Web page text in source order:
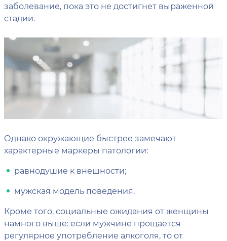
заболевание, пока это не достигнет выраженной
стадии.
Однако окружающие быстрее замечают
характерные маркеры патологии:
равнодушие к внешности;
мужская модель поведения.
Кроме того, социальные ожидания от женщины
намного выше: если мужчине прощается
регулярное употребление алкоголя, то от